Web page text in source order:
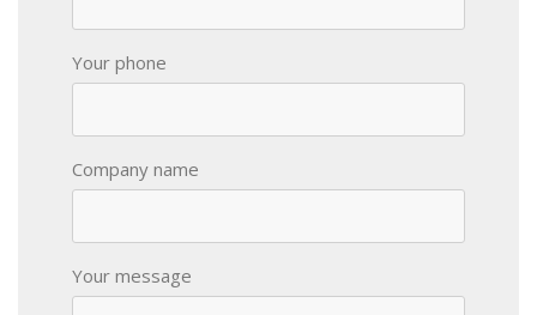
Your phone
Company name
Your message